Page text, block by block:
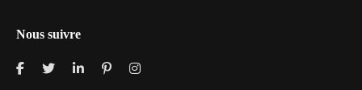
Nous suivre